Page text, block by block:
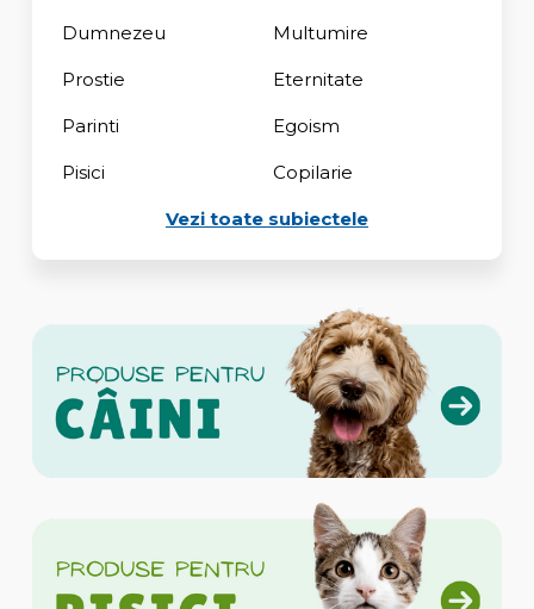
Dumnezeu Multumire
Prostie Eternitate
Parinti Egoism
Pisici Copilarie
Vezi toate subiectele